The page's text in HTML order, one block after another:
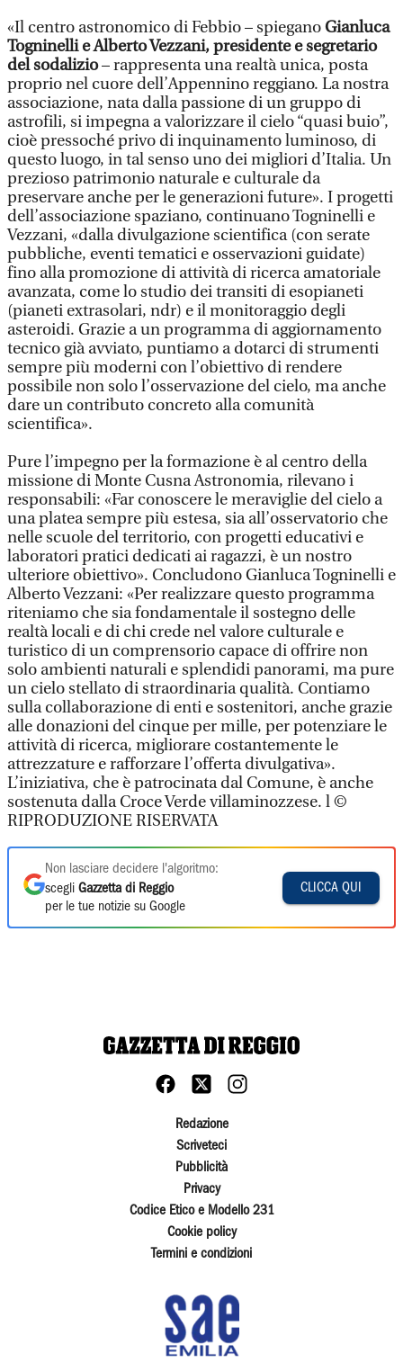
«Il centro astronomico di Febbio – spieganoGianluca
Togninelli e Alberto Vezzani, presidente e segretario
del sodalizio– rappresenta una realtà unica, posta
proprio nel cuore dell’Appennino reggiano. La nostra
associazione, nata dalla passione di un gruppo di
astrofili, si impegna a valorizzare il cielo “quasi buio”,
cioè pressoché privo di inquinamento luminoso, di
questo luogo, in tal senso uno dei migliori d’Italia. Un
prezioso patrimonio naturale e culturale da
preservare anche per le generazioni future». I progetti
dell’associazione spaziano, continuano Togninelli e
Vezzani, «dalla divulgazione scientifica (con serate
pubbliche, eventi tematici e osservazioni guidate)
fino alla promozione di attività di ricerca amatoriale
avanzata, come lo studio dei transiti di esopianeti
(pianeti extrasolari, ndr) e il monitoraggio degli
asteroidi. Grazie a un programma di aggiornamento
tecnico già avviato, puntiamo a dotarci di strumenti
sempre più moderni con l’obiettivo di rendere
possibile non solo l’osservazione del cielo, ma anche
dare un contributo concreto alla comunità
scientifica».
Pure l’impegno per la formazione è al centro della
missione di Monte Cusna Astronomia, rilevano i
responsabili: «Far conoscere le meraviglie del cielo a
una platea sempre più estesa, sia all’osservatorio che
nelle scuole del territorio, con progetti educativi e
laboratori pratici dedicati ai ragazzi, è un nostro
ulteriore obiettivo». Concludono Gianluca Togninelli e
Alberto Vezzani: «Per realizzare questo programma
riteniamo che sia fondamentale il sostegno delle
realtà locali e di chi crede nel valore culturale e
turistico di un comprensorio capace di offrire non
solo ambienti naturali e splendidi panorami, ma pure
un cielo stellato di straordinaria qualità. Contiamo
sulla collaborazione di enti e sostenitori, anche grazie
alle donazioni del cinque per mille, per potenziare le
attività di ricerca, migliorare costantemente le
attrezzature e rafforzare l’offerta divulgativa».
L’iniziativa, che è patrocinata dal Comune, è anche
sostenuta dalla Croce Verde villaminozzese. l ©
RIPRODUZIONE RISERVATA
Non lasciare decidere l'algoritmo:
scegli Gazzetta di Reggio
per le tue notizie su Google
CLICCA QUI
Redazione
Scriveteci
Pubblicità
Privacy
Codice Etico e Modello 231
Cookie policy
Termini e condizioni